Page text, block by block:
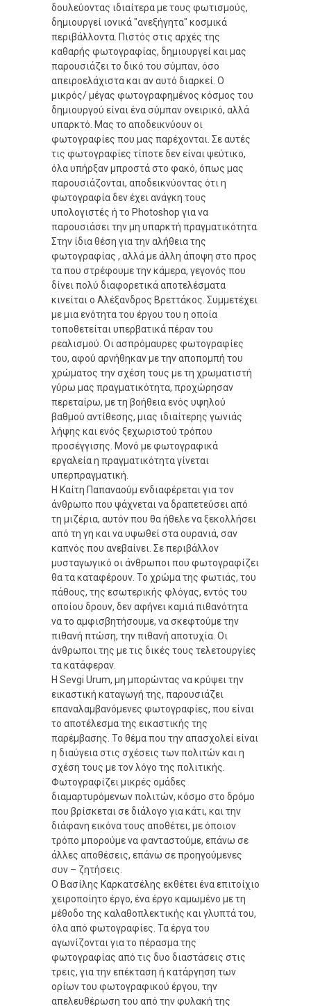
δουλεύοντας ιδιαίτερα με τους φωτισμούς,
δημιουργεί ιονικά "ανεξήγητα" κοσμικά
περιβάλλοντα. Πιστός στις αρχές της
καθαρής φωτογραφίας, δημιουργεί και μας
παρουσιάζει το δικό του σύμπαν, όσο
απειροελάχιστα και αν αυτό διαρκεί. Ο
μικρός/ μέγας φωτογραφημένος κόσμος του
δημιουργού είναι ένα σύμπαν ονειρικό, αλλά
υπαρκτό. Μας το αποδεικνύουν οι
φωτογραφίες που μας παρέχονται. Σε αυτές
τις φωτογραφίες τίποτε δεν είναι ψεύτικο,
όλα υπήρξαν μπροστά στο φακό, όπως μας
παρουσιάζονται, αποδεικνύοντας ότι η
φωτογραφία δεν έχει ανάγκη τους
υπολογιστές ή το Photoshop για να
παρουσιάσει την μη υπαρκτή πραγματικότητα.
Στην ίδια θέση για την αλήθεια της
φωτογραφίας , αλλά με άλλη άποψη στο προς
τα που στρέφουμε την κάμερα, γεγονός που
δίνει πολύ διαφορετικά αποτελέσματα
κινείται ο Αλέξανδρος Βρεττάκος. Συμμετέχει
με μια ενότητα του έργου του η οποία
τοποθετείται υπερβατικά πέραν του
ρεαλισμού. Οι ασπρόμαυρες φωτογραφίες
του, αφού αρνήθηκαν με την αποπομπή του
χρώματος την σχέση τους με τη χρωματιστή
γύρω μας πραγματικότητα, προχώρησαν
περεταίρω, με τη βοήθεια ενός υψηλού
βαθμού αντίθεσης, μιας ιδιαίτερης γωνιάς
λήψης και ενός ξεχωριστού τρόπου
προσέγγισης. Μονό με φωτογραφικά
εργαλεία η πραγματικότητα γίνεται
υπερπραγματική.
Η Καίτη Παπαναούμ ενδιαφέρεται για τον
άνθρωπο που ψάχνεται να δραπετεύσει από
τη μιζέρια, αυτόν που θα ήθελε να ξεκολλήσει
από τη γη και να υψωθεί στα ουρανιά, σαν
καπνός που ανεβαίνει. Σε περιβάλλον
μυσταγωγικό οι άνθρωποι που φωτογραφίζει
θα τα καταφέρουν. Το χρώμα της φωτιάς, του
πάθους, της εσωτερικής φλόγας, εντός του
οποίου δρουν, δεν αφήνει καμιά πιθανότητα
να το αμφισβητήσουμε, να σκεφτούμε την
πιθανή πτώση, την πιθανή αποτυχία. Οι
άνθρωποι της με τις δικές τους τελετουργίες
τα κατάφεραν.
Η Sevgi Urum, μη μπορώντας να κρύψει την
εικαστική καταγωγή της, παρουσιάζει
επαναλαμβανόμενες φωτογραφίες, που είναι
το αποτέλεσμα της εικαστικής της
παρέμβασης. Το θέμα που την απασχολεί είναι
η διαύγεια στις σχέσεις των πολιτών και η
σχέση τους με τον λόγο της πολιτικής.
Φωτογραφίζει μικρές ομάδες
διαμαρτυρόμενων πολιτών, κόσμο στο δρόμο
που βρίσκεται σε διάλογο για κάτι, και την
διάφανη εικόνα τους αποθέτει, με όποιον
τρόπο μπορούμε να φανταστούμε, επάνω σε
άλλες αποθέσεις, επάνω σε προηγούμενες
συν – ζητήσεις.
Ο Βασίλης Καρκατσέλης εκθέτει ένα επιτοίχιο
χειροποίητο έργο, ένα έργο καμωμένο με τη
μέθοδο της καλαθοπλεκτικής και γλυπτά του,
όλα από φωτογραφίες. Τα έργα του
αγωνίζονται για το πέρασμα της
φωτογραφίας από τις δυο διαστάσεις στις
τρεις, για την επέκταση ή κατάργηση των
ορίων του φωτογραφικού έργου, την
απελευθέρωση του από την φυλακή της